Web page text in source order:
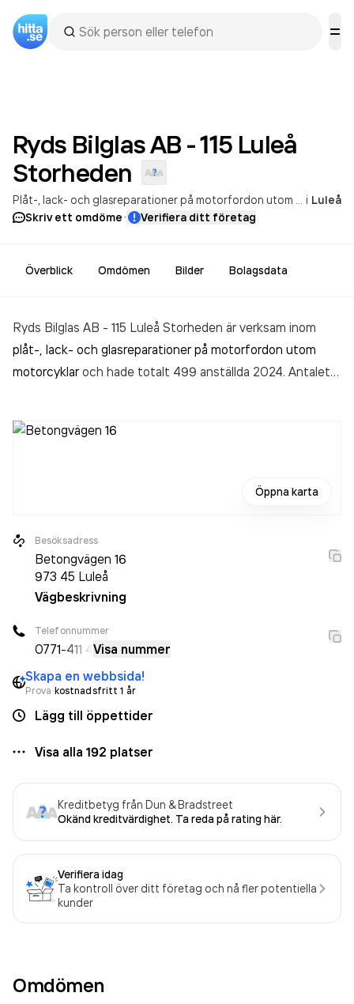
Ryds Bilglas AB - 115 Luleå
Storheden
i Luleå
Skriv ett omdöme· Verifiera ditt företag
Överblick Omdömen Bilder Bolagsdata
Ryds Bilglas AB - 115 Luleå Storheden är verksam inom
plåt-, lack- och glasreparationer på motorfordon utom
motorcyklaroch hade totalt 499 anställda 2024. Antalet
aktiebolag som varit aktivt sedan 1997. Ryds Bilglas AB -
Öppna karta
Besöksadress
Betongvägen 16
973 45 Luleå
Vägbeskrivning
Telefonnummer
0771-411 4 Visa nummer
Skapa en webbsida!
Prova kostnadsfritt 1 år
Lägg till öppettider
Visa alla 192 platser
Kreditbetyg från Dun & Bradstreet
Okänd kreditvärdighet. Ta reda på rating här.
Verifiera idag
Ta kontroll över ditt företag och nå fler potentiella
kunder
Omdömen